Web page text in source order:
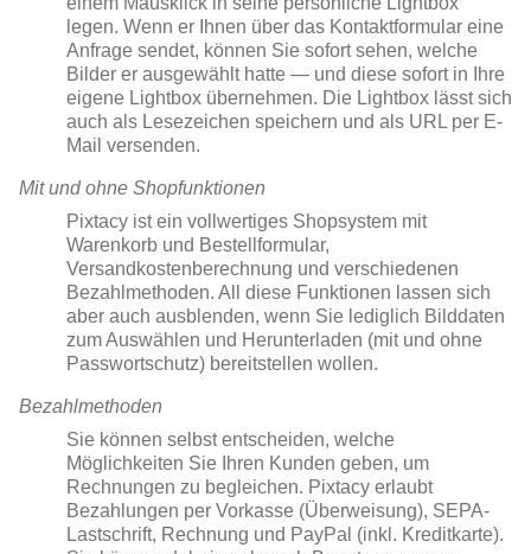
legen. Wenn er Ihnen über das Kontaktformular eine
Anfrage sendet, können Sie sofort sehen, welche
Bilder er ausgewählt hatte — und diese sofort in Ihre
eigene Lightbox übernehmen. Die Lightbox lässt sich
auch als Lesezeichen speichern und als URL per E-
Mail versenden.
Mit und ohne Shopfunktionen
Pixtacy ist ein vollwertiges Shopsystem mit
Warenkorb und Bestellformular,
Versandkostenberechnung und verschiedenen
Bezahlmethoden. All diese Funktionen lassen sich
aber auch ausblenden, wenn Sie lediglich Bilddaten
zum Auswählen und Herunterladen (mit und ohne
Passwortschutz) bereitstellen wollen.
Bezahlmethoden
Sie können selbst entscheiden, welche
Möglichkeiten Sie Ihren Kunden geben, um
Rechnungen zu begleichen. Pixtacy erlaubt
Bezahlungen per Vorkasse (Überweisung), SEPA-
Lastschrift, Rechnung und PayPal (inkl. Kreditkarte).